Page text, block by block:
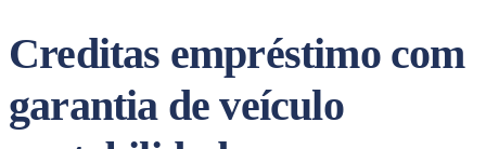
Creditas empréstimo com
garantia de veículo